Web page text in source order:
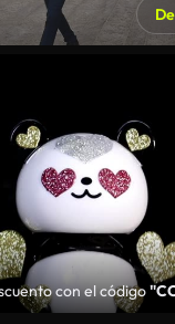
con el código